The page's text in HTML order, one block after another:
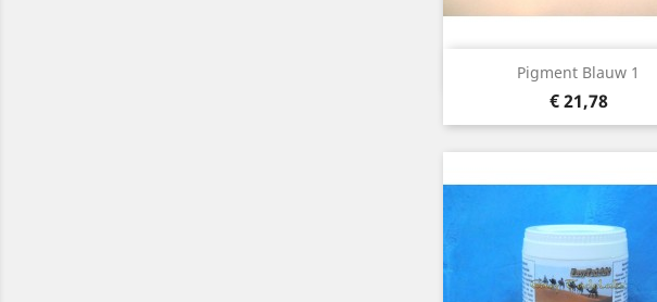
Pigment Blauw 1
Prijs
€ 21,78
Snelle weergave